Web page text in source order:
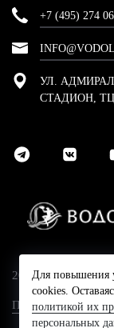
+7 (495) 274
УЛ.
СТАДИОН,
2024 © Компания
Политика
Для повышения
cookies.
политикой их
персональных